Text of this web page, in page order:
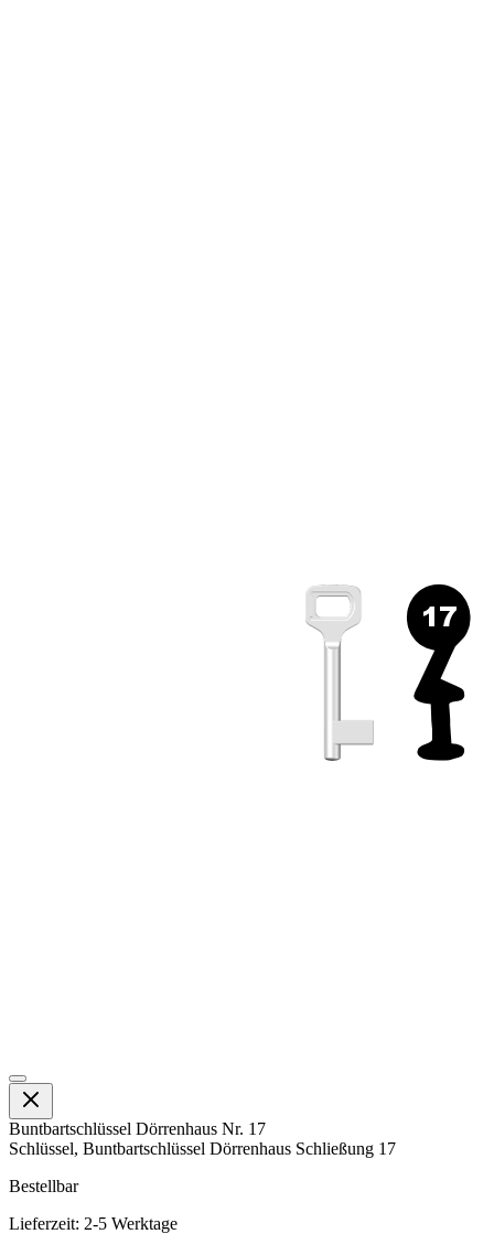
Buntbartschlüssel Dörrenhaus Nr. 17
Schlüssel, Buntbartschlüssel Dörrenhaus Schließung 17
Bestellbar
Lieferzeit: 2-5 Werktage